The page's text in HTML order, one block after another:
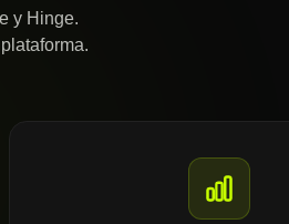
y Hinge.